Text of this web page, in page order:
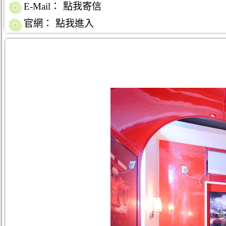
E-Mail：
點我寄信
官網：
點我進入